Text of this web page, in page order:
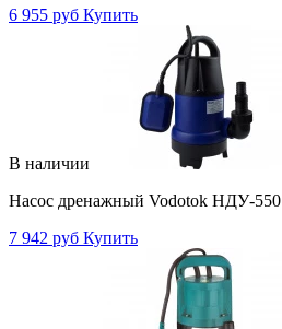
6 955 руб Купить
В наличии
Насос дренажный Vodotok НДУ-550
7 942 руб Купить